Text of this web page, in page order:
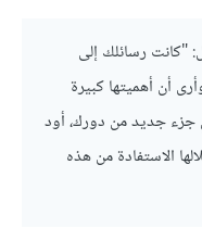
"كانت رسائلك إلى
أن أهميتها كبيرة
جزء جديد من دورك، أود
الاستفادة من هذه